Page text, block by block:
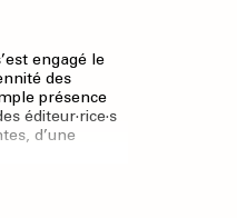
engagé le
des
présence
éditeur·rice·s
d’une